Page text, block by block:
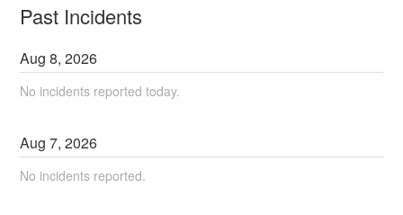
Past Incidents
Aug8,2026
No incidents reported today.
Aug7,2026
No incidents reported.